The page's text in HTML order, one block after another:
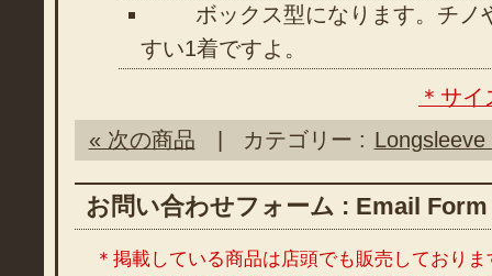
ボックス型になります。チノ
すい1着ですよ。
＊サ
« 次の商品
| カテゴリー : Longsleeve
お問い合わせフォーム : Email Form
＊掲載している商品は店頭でも販売しており